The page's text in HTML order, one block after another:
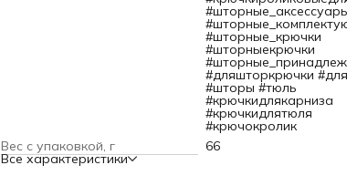
крючки-гвоздики не требуют снятия во время стирки.
Эта модель крючка подходит для тканей с любыми
характеристиками плотности и степенью
определения необходимого количества крючков
замерить ширину карниза и верхнего края шторы, а
учесть число петель, предназначенных для их
Размер: высота 26 мм, диаметр шляпки 11 мм.
#шторные_крючки
#шторныекрючки
#дляшторкрючки
#шторы #тюль
#крючкидлякарниза
#крючкидлятюля
#крючокролик
Вес с упаковкой, г
66
Все характеристики